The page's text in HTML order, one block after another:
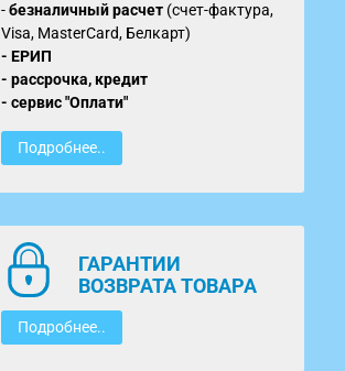
-безналичный расчет (счет-фактура,
Visa, MasterCard, Белкарт)
- ЕРИП
- рассрочка, кредит
- сервис "Оплати"
Подробнее..
ГАРАНТИИ
ВОЗВРАТА ТОВАРА
Подробнее..